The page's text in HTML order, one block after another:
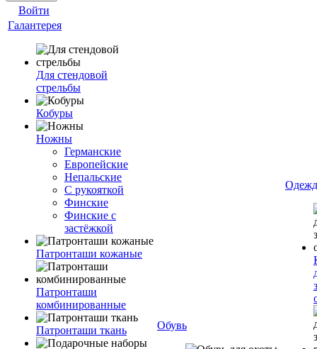
Войти
Галантерея
Для стендовой
стрельбы
Кобуры
Ножны
Германские
Европейские
Непальские
С рукояткой
Финские
Финские с
застёжкой
Патронташи кожаные
Патронташи
комбинированные
Патронташи ткань Обувь